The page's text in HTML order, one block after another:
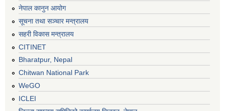
नेपाल कानुन आयोग
सूचना तथा सञ्चार मन्त्रालय
सहरी विकास मन्त्रालय
CITINET
Bharatpur, Nepal
Chitwan National Park
WeGO
ICLEI